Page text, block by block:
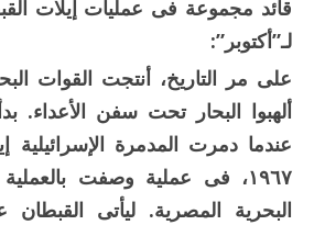
مغلقة
قائد مجموعة فى عمليات إيلات
لـ”أكتوبر”:
على مر التاريخ، أنتجت القوات
ألهبوا البحار تحت سفن الأعداء.
١٩٦٧، فى عملية وصفت
البحرية المصرية. ليأتى